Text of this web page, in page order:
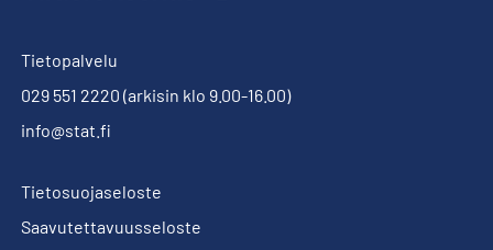
Tietopalvelu
029 551 2220 (arkisin klo 9.00-16.00)
info@stat.fi
Tietosuojaseloste
Saavutettavuusseloste